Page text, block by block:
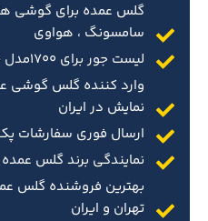
گلس عمده برای گوشی
سامسونگ ، هواوی
لیست جور برای 1700مدل حتی مدل های جدید
وارد کننده گلس گوشی
نمایش در ایران
ارسال فوری سفارشات
نمایندگی برند گلس
بهترین فروشنده گلس
تهران و ایران